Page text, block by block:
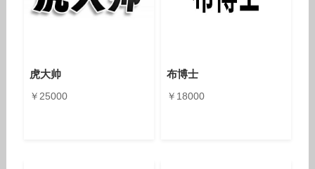
虎大帅
￥25000
布博士
￥18000